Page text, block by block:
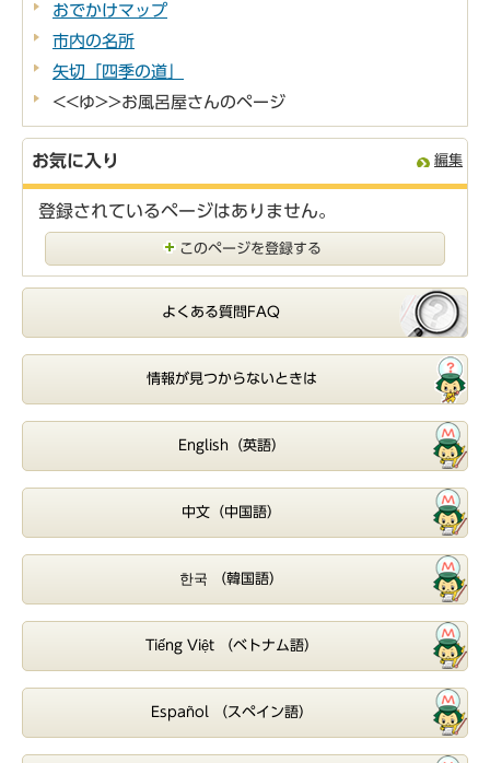
おでかけマップ
市内の名所
矢切「四季の道」
<<ゆ>>お風呂屋さんのページ
お気に入り 編集
登録されているページはありません。
このページを登録する
よくある質問FAQ
情報が見つからないときは
English（英語）
中文（中国語）
한국 （韓国語）
Tiếng Việt （ベトナム語）
Español （スペイン語）